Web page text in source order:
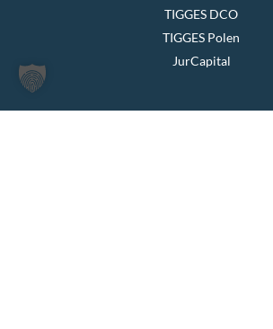
TIGGES DCO
TIGGES Polen
JurCapital